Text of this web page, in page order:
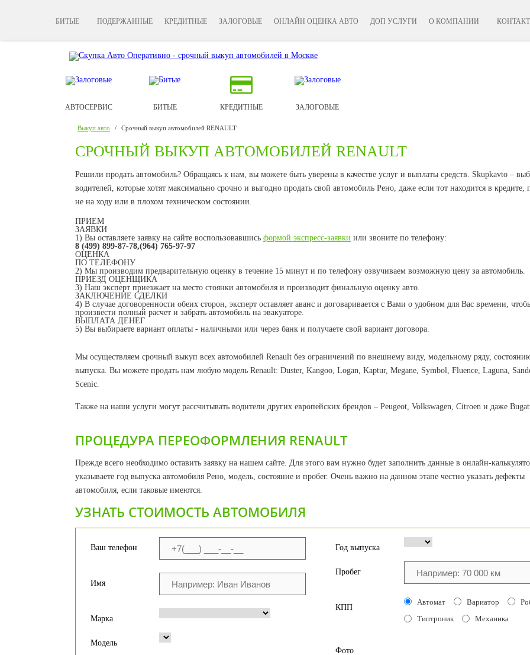
БИТЫЕ ПОДЕРЖАННЫЕ КРЕДИТНЫЕ ЗАЛОГОВЫЕ ОНЛАЙН ОЦЕНКА АВТО ДОП УСЛУГИ О КОМПАНИИ
АВТОСЕРВИС БИТЫЕ КРЕДИТНЫЕ ЗАЛОГОВЫЕ
Выкуп авто / Срочный выкуп автомобилей RENAULT
СРОЧНЫЙ ВЫКУП АВТОМОБИЛЕЙ RENAULT
Решили продать автомобиль? Обращаясь к нам, вы можете быть уверены в качестве услуг и выплаты средств. Skupkavto –
водителей, которые хотят максимально срочно и выгодно продать свой автомобиль Рено, даже если тот находится в кредите,
не на ходу или в плохом техническом состоянии.
ПРИЕМ
ЗАЯВКИ
1) Вы оставляете заявку на сайте воспользовавшись формой экспресс-заявки или звоните по телефону:
8 (499) 899-87-78,(964) 765-97-97
ОЦЕНКА
ПО ТЕЛЕФОНУ
2) Мы производим предварительную оценку в течение 15 минут и по телефону озвучиваем возможную цену за автомобиль.
ПРИЕЗД ОЦЕНЩИКА
3) Наш эксперт приезжает на место стоянки автомобиля и производит финальную оценку авто.
ЗАКЛЮЧЕНИЕ СДЕЛКИ
4) В случае договоренности обеих сторон, эксперт оставляет аванс и договаривается с Вами о удобном для Вас времени,
произвести полный расчет и забрать автомобиль на эвакуаторе.
ВЫПЛАТА ДЕНЕГ
5) Вы выбираете вариант оплаты - наличными или через банк и получаете свой вариант договора.
Мы осуществляем срочный выкуп всех автомобилей Renault без ограничений по внешнему виду, модельному ряду,
выпуска. Вы можете продать нам любую модель Renault: Duster, Kangoo, Logan, Kaptur, Megane, Symbol, Fluence, Laguna,
Scenic.
Также на наши услуги могут рассчитывать водители других европейских брендов – Peugeot, Volkswagen, Citroen и даже
ПРОЦЕДУРА ПЕРЕОФОРМЛЕНИЯ RENAULT
Прежде всего необходимо оставить заявку на нашем сайте. Для этого вам нужно будет заполнить данные в онлайн-
указываете год выпуска автомобиля Рено, модель, состояние и пробег. Очень важно на данном этапе честно указать дефекты
автомобиля, если таковые имеются.
УЗНАТЬ СТОИМОСТЬ АВТОМОБИЛЯ
Ваш телефон
Имя
Марка
Модель
Год выпуска
Пробег
КПП
Автомат Вариатор
Типтроник
Механика
Фото